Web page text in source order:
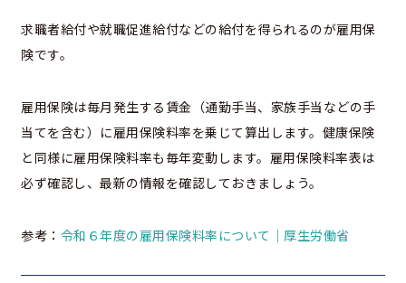
求職者給付や就職促進給付などの給付を得られるのが雇用保
険です。
雇用保険は毎月発生する賃金（通勤手当、家族手当などの手
当てを含む）に雇用保険料率を乗じて算出します。健康保険
と同様に雇用保険料率も毎年変動します。雇用保険料率表は
必ず確認し、最新の情報を確認しておきましょう。
参考： 令和６年度の雇用保険料率について｜厚生労働省